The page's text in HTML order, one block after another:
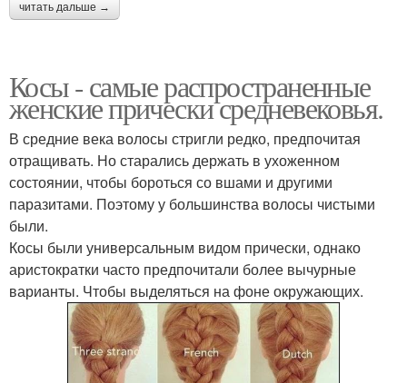
читать дальше →
Косы - самые распространенные
женские прически средневековья.
В средние века волосы стригли редко, предпочитая
отращивать. Но старались держать в ухоженном
состоянии, чтобы бороться со вшами и другими
паразитами. Поэтому у большинства волосы чистыми
были.
Косы были универсальным видом прически, однако
аристократки часто предпочитали более вычурные
варианты. Чтобы выделяться на фоне окружающих.